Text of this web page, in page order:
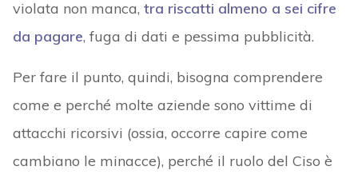
violata non manca, tra riscatti almeno a sei cifre
da pagare, fuga di dati e pessima pubblicità.
Per fare il punto, quindi, bisogna comprendere
come e perché molte aziende sono vittime di
attacchi ricorsivi (ossia, occorre capire come
cambiano le minacce), perché il ruolo del Ciso è